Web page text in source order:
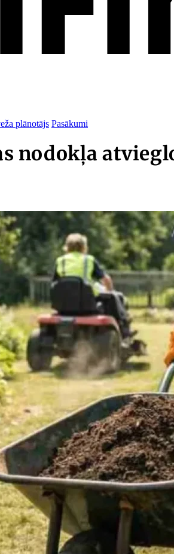
plānotājs Pasākumi
nodokļa